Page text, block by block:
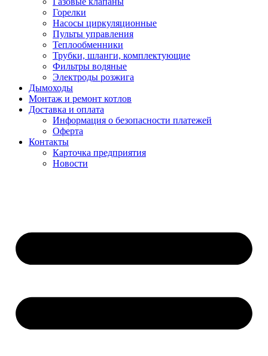
Горелки
Насосы циркуляционные
Пульты управления
Теплообменники
Трубки, шланги, комплектующие
Фильтры водяные
Электроды розжига
Дымоходы
Монтаж и ремонт котлов
Доставка и оплата
Информация о безопасности платежей
Оферта
Контакты
Карточка предприятия
Новости